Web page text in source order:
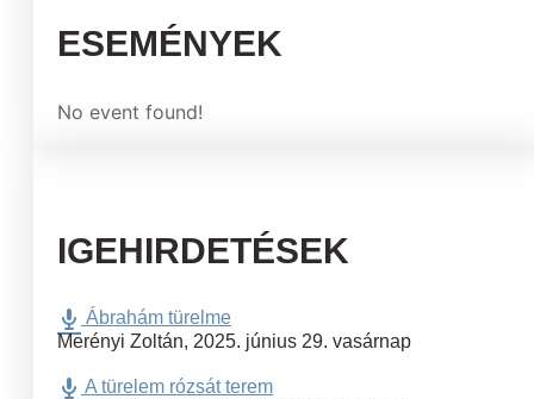
ESEMÉNYEK
No event found!
IGEHIRDETÉSEK
Ábrahám türelme
Merényi Zoltán, 2025. június 29. vasárnap
A türelem rózsát terem